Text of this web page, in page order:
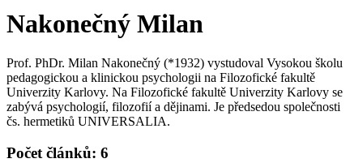
Nakonečný Milan
Prof. PhDr. Milan Nakonečný (*1932) vystudoval Vysokou školu
pedagogickou a klinickou psychologii na Filozofické fakultě
Univerzity Karlovy. Na Filozofické fakultě Univerzity Karlovy se
zabývá psychologií, filozofií a dějinami. Je předsedou společnosti
čs. hermetiků UNIVERSALIA.
Počet článků: 6